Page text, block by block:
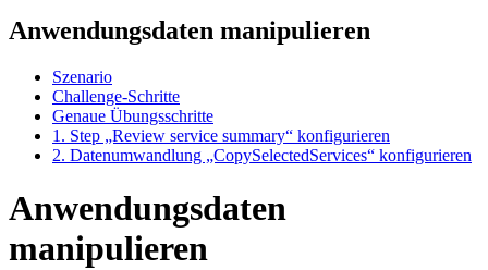
Anwendungsdaten manipulieren
Szenario
Challenge-Schritte
Genaue Übungsschritte
1. Step „Review service summary“ konfigurieren
2. Datenumwandlung „CopySelectedServices“ konfigurieren
Anwendungsdaten
manipulieren